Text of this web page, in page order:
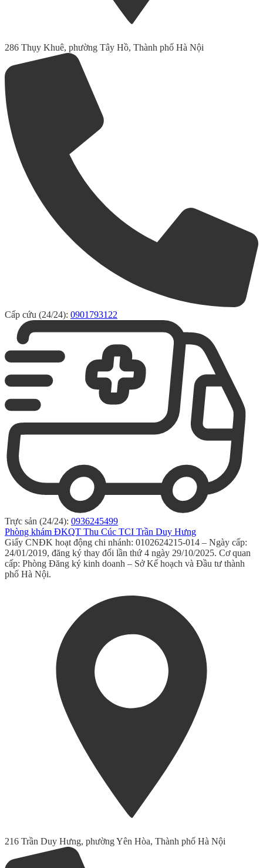
286 Thụy Khuê, phường Tây Hồ, Thành phố Hà Nội
Cấp cứu (24/24): 0901793122
Trực sản (24/24): 0936245499
Phòng khám ĐKQT Thu Cúc TCI Trần Duy Hưng
Giấy CNĐK hoạt động chi nhánh: 0102624215-014 – Ngày cấp:
24/01/2019, đăng ký thay đổi lần thứ 4 ngày 29/10/2025. Cơ quan
cấp: Phòng Đăng ký kinh doanh – Sở Kế hoạch và Đầu tư thành
phố Hà Nội.
216 Trần Duy Hưng, phường Yên Hòa, Thành phố Hà Nội